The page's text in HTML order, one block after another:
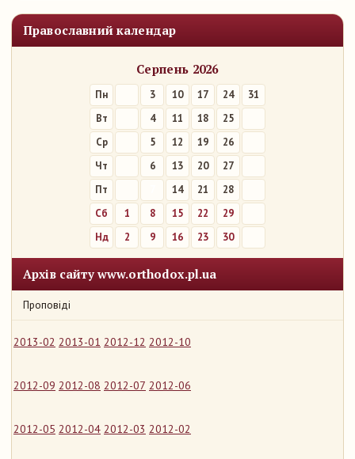
Православний календар
Серпень 2026
Пн 3 10 17 24
31
Вт
4 11 18
25
Ср
5 12 19
26
Чт
6 13 20
27
Пт
14 21
28
Сб
1 8 15 22
29
Нд
2 9 16 23 30
Архів сайту www.orthodox.pl.ua
Проповіді
2013-02 2013-01 2012-12 2012-10
2012-09 2012-08 2012-07 2012-06
2012-05 2012-04 2012-03 2012-02